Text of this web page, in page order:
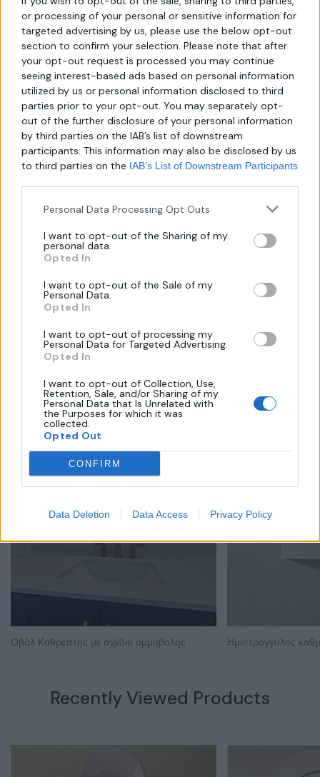
or processing of your personal or sensitive information for
targeted advertising by us, please use the below opt-out
section to confirm your selection. Please note that after
your opt-out request is processed you may continue
seeing interest-based ads based on personal information
utilized by us or personal information disclosed to third
parties prior to your opt-out. You may separately opt-
out of the further disclosure of your personal information
by third parties on the IAB’s list of downstream
participants. This information may also be disclosed by us
to third parties on the IAB’s List of Downstream Participants
Personal Data Processing Opt Outs
I want to opt-out of the Sharing of my
personal data.
Opted In
I want to opt-out of the Sale of my
Personal Data.
Opted In
I want to opt-out of processing my
Personal Data for Targeted Advertising.
Opted In
I want to opt-out of Collection, Use,
Retention, Sale, and/or Sharing of my
Personal Data that Is Unrelated with
the Purposes for which it was
collected.
Opted Out
CONFIRM
Data Deletion Data Access Privacy Policy
Κατηγορία:Καθρέπτες Μπάνιου
Share :
Περιγραφή Αξιολογήσεις (0)
Υπέροχη τέχνη και εμφάνιση: Αυτοί οι χειροποίητοι καθρέφτες
αντιπροσωπεύουν μια εναλλακτική προσέγγιση στην κομψότητα
τους εντυπωσιάζουν και δίνουν μια αίσθηση μοναδικότητας στον
χώρο σας.
Related Products
Οβάλ Καθρέπτης με σχέδιο αμμοβολής Ημιστρόγγυλος
Recently Viewed Products